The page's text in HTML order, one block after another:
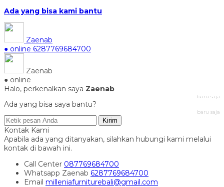
Ada yang bisa kami bantu
Zaenab
● online 6287769684700
Zaenab
● online
Halo, perkenalkan saya Zaenab
baru saja
Ada yang bisa saya bantu?
baru saja
Kirim
Kontak Kami
Apabila ada yang ditanyakan, silahkan hubungi kami melalui
kontak di bawah ini.
Call Center 087769684700
Whatsapp Zaenab 6287769684700
Email milleniafurniturebali@gmail.com